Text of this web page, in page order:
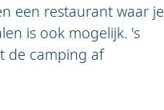
een restaurant waar je
is ook mogelijk. 's
de camping af